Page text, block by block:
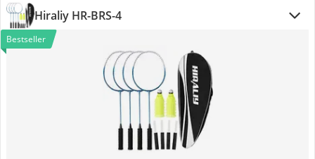
Hiraliy HR-BRS-4
Bestseller